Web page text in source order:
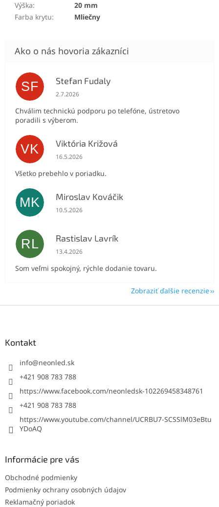
Výška:
20 mm
Farba krytu: Mliečny
SF Stefan Fudaly
Hodnotenie obchodu je 5 z 5 hviezdičiek.
2.7.2026
Chválim technickú podporu po telefóne, ústretovo
poradili s výberom.
VK Viktória Križová
Hodnotenie obchodu je 5 z 5 hviezdičiek.
16.5.2026
Všetko prebehlo v poriadku.
MK Miroslav Kováčik
Hodnotenie obchodu je 5 z 5 hviezdičiek.
10.5.2026
RL Rastislav Lavrík
Hodnotenie obchodu je 5 z 5 hviezdičiek.
13.4.2026
Som veľmi spokojný, rýchle dodanie tovaru.
Zobraziť ďalšie recenzie
Kontakt
info@neonled.sk
+421 908 783 788
https://www.facebook.com/neonledsk-102269458348761
+421 908 783 788
https://www.youtube.com/channel/UCRBU7-SCSSlM03eBtu
YDoAQ
Informácie pre vás
Obchodné podmienky
Podmienky ochrany osobných údajov
Reklamačný poriadok